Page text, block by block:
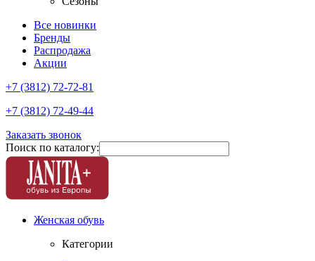
Все новинки
Бренды
Распродажа
Акции
+7 (3812) 72-72-81
+7 (3812) 72-49-44
Заказать звонок
Поиск по каталогу:
Женская обувь
Категории